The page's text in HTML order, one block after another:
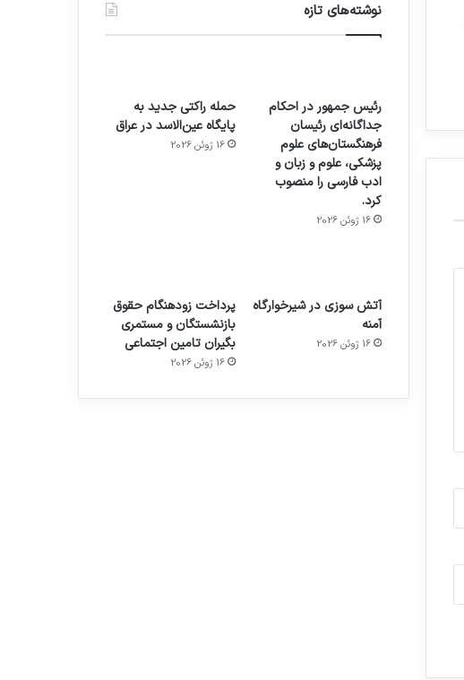
نوشته‌های تازه
رئیس جمهور در احکام
جداگانه‌ای رئیسان
فرهنگستان‌های علوم
پزشکی، علوم و زبان و
ادب فارسی را منصوب
کرد.
16 ژوئن 2026
حمله راکتی جدید به
پایگاه عین‌الاسد در عراق
16 ژوئن 2026
آتش سوزی در شیرخوارگاه
آمنه
16 ژوئن 2026
پرداخت زودهنگام حقوق
بازنشستگان و مستمری
بگیران تامین اجتماعی
16 ژوئن 2026